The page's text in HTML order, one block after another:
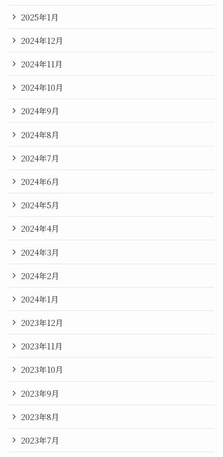
2025年1月
2024年12月
2024年11月
2024年10月
2024年9月
2024年8月
2024年7月
2024年6月
2024年5月
2024年4月
2024年3月
2024年2月
2024年1月
2023年12月
2023年11月
2023年10月
2023年9月
2023年8月
2023年7月